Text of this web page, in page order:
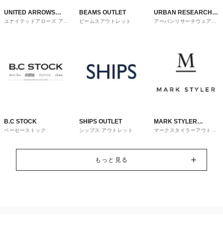
UNITED ARROWS
OUTLET
ユナイテッドアローズ アウ
BEAMS OUTLET
ビームスアウトレット
URBAN RESEARCH
ware house
アーバンリサーチウェアハ
B.C STOCK
ベーセーストック
SHIPS OUTLET
シップス アウトレット
MARK STYLER
OUTLET
マークスタイラーアウトレ
もっと見る